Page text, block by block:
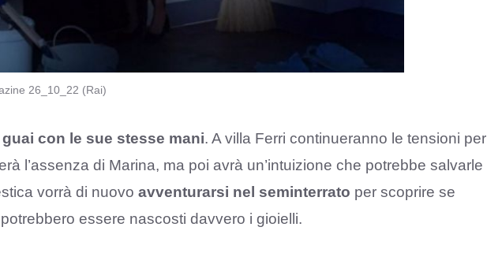
26_10_22 (Rai)
con le sue stesse mani. A villa Ferri continueranno le tensioni per
l’assenza di Marina, ma poi avrà un’intuizione che potrebbe salvarle
vorrà di nuovo avventurarsi nel seminterrato per scoprire se
essere nascosti davvero i gioielli.